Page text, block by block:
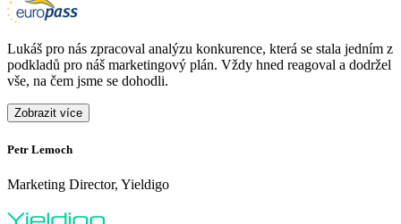
Lukáš pro nás zpracoval analýzu konkurence, která se stala jedním z
podkladů pro náš marketingový plán. Vždy hned reagoval a dodržel
vše, na čem jsme se dohodli.
Zobrazit více
Petr Lemoch
Marketing Director, Yieldigo